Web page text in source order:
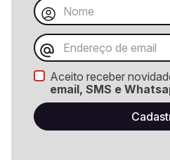
Aceito receber
email, SMS e